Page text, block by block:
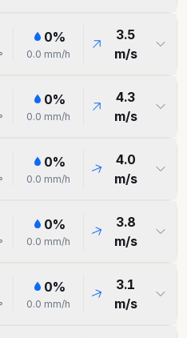
°
0%
0.0 mm/h
3.5
m/s
°
0%
0.0 mm/h
4.3
m/s
°
0%
0.0 mm/h
4.0
m/s
°
0%
0.0 mm/h
3.8
m/s
°
0%
0.0 mm/h
3.1
m/s